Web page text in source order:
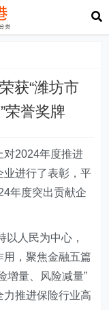
获“潍坊市
荣誉奖牌
对2024年度推进
业进行了表彰，平
年度突出贡献企
以人民为中心，
用，聚焦金融五篇
增量、风险减量”
力推进保险行业高